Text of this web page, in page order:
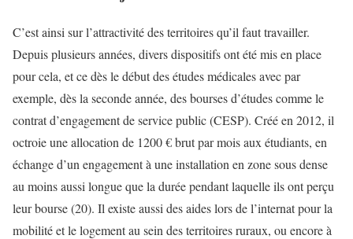
C’est ainsi sur l’attractivité des territoires qu’il faut travailler.
Depuis plusieurs années, divers dispositifs ont été mis en place
pour cela, et ce dès le début des études médicales avec par
exemple, dès la seconde année, des bourses d’études comme le
contrat d’engagement de service public (CESP). Créé en 2012, il
octroie une allocation de 1200 € brut par mois aux étudiants, en
échange d’un engagement à une installation en zone sous dense
au moins aussi longue que la durée pendant laquelle ils ont perçu
leur bourse (20). Il existe aussi des aides lors de l’internat pour la
mobilité et le logement au sein des territoires ruraux, ou encore à